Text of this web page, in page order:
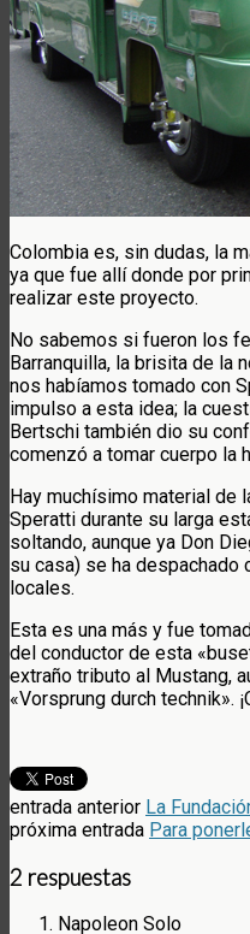
Colombia es, sin dudas, la
ya que fue allí donde por
realizar este proyecto.
No sabemos si fueron los
Barranquilla, la brisita de la
nos habíamos tomado con
impulso a esta idea; la
Bertschi también dio su
comenzó a tomar cuerpo la
Hay muchísimo material de
Speratti durante su larga
soltando, aunque ya Don
su casa) se ha despachado
locales.
Esta es una más y fue
del conductor de esta
extraño tributo al Mustang,
«Vorsprung durch technik».
entrada anterior La
próxima entrada Para
2 respuestas
Napoleon Solo